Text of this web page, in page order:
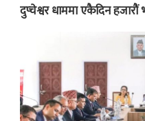
दुप्चेश्वर धाममा एकैदिन